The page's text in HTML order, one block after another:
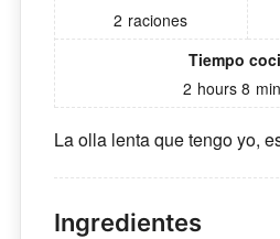
2 raciones
Tiempo
2 hours 8
La olla lenta que tengo yo,
Ingredientes